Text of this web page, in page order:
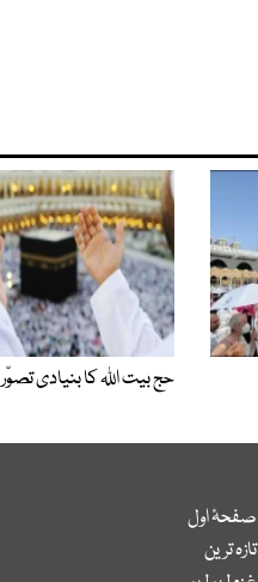
حج بیت اﷲ کا بنیادی تصوّر
صفحۂ اول
تازہ ترین